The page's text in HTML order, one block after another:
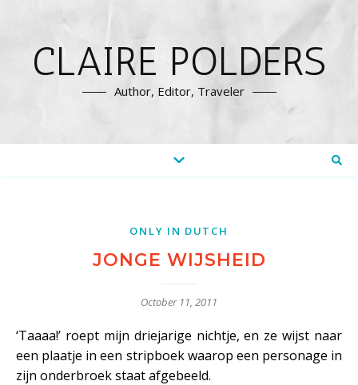
CLAIRE POLDERS
Author, Editor, Traveler
ONLY IN DUTCH
JONGE WIJSHEID
October 11, 2011
‘Taaaa!’ roept mijn driejarige nichtje, en ze wijst naar
een plaatje in een stripboek waarop een personage in
zijn onderbroek staat afgebeeld.